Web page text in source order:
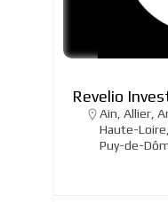
Revelio
Ain Allier,
Haute-Loire
Puy-de-